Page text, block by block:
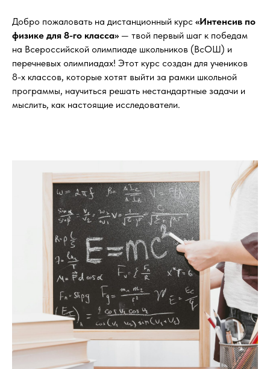
Добро пожаловать на дистанционный курс «Интенсив по
физике для 8-го класса» — твой первый шаг к победам
на Всероссийской олимпиаде школьников (ВсОШ) и
перечневых олимпиадах! Этот курс создан для учеников
8-х классов, которые хотят выйти за рамки школьной
программы, научиться решать нестандартные задачи и
мыслить, как настоящие исследователи.